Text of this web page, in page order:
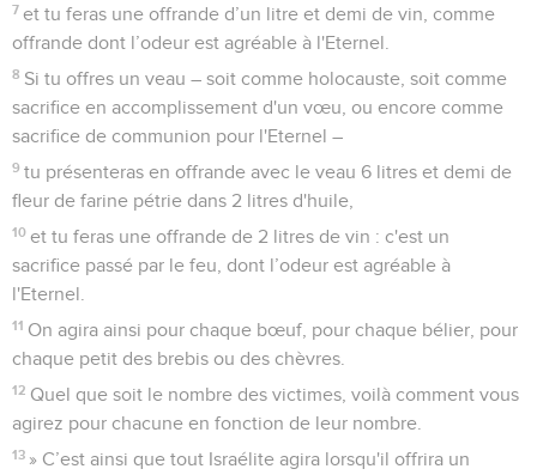
7 et tu feras une offrande d’un litre et demi de vin, comme
offrande dont l’odeur est agréable à l'Eternel.
8 Si tu offres un veau – soit comme holocauste, soit comme
sacrifice en accomplissement d'un vœu, ou encore comme
sacrifice de communion pour l'Eternel –
9 tu présenteras en offrande avec le veau 6 litres et demi de
fleur de farine pétrie dans 2 litres d'huile,
10 et tu feras une offrande de 2 litres de vin : c'est un
sacrifice passé par le feu, dont l’odeur est agréable à
l'Eternel.
11 On agira ainsi pour chaque bœuf, pour chaque bélier, pour
chaque petit des brebis ou des chèvres.
12 Quel que soit le nombre des victimes, voilà comment vous
agirez pour chacune en fonction de leur nombre.
13 » C’est ainsi que tout Israélite agira lorsqu'il offrira un